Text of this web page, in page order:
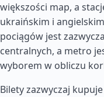
większości map, a
ukraińskim i
pociągów jest
centralnych, a metro
wyborem w obliczu
Bilety zazwyczaj